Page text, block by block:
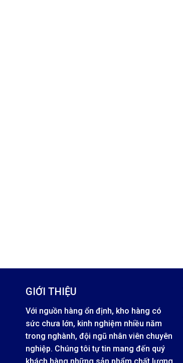
GIỚI THIỆU
Với nguồn hàng ổn định, kho hàng có
sức chưa lớn, kinh nghiệm nhiều năm
trong nghành, đội ngũ nhân viên chuyên
nghiệp. Chúng tôi tự tin mang đến quý